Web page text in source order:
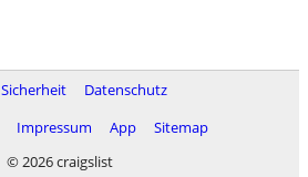
Sicherheit
Datenschutz
Impressum App
Sitemap
© 2026 craigslist